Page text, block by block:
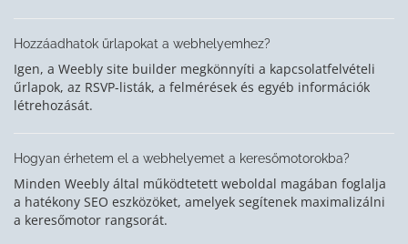
Hozzáadhatok űrlapokat a webhelyemhez?
Igen, a Weebly site builder megkönnyíti a kapcsolatfelvételi
űrlapok, az RSVP-listák, a felmérések és egyéb információk
létrehozását.
Hogyan érhetem el a webhelyemet a keresőmotorokba?
Minden Weebly által működtetett weboldal magában foglalja
a hatékony SEO eszközöket, amelyek segítenek maximalizálni
a keresőmotor rangsorát.